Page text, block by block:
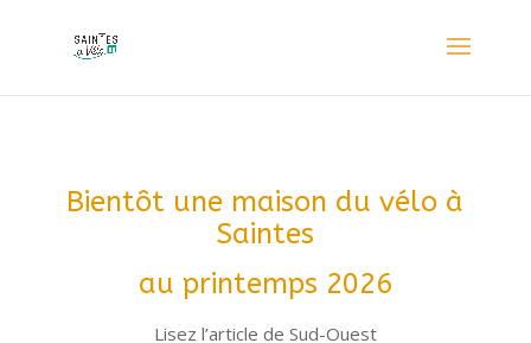
Bientôt une maison du vélo à
Saintes
au printemps 2026
Lisez l’article de Sud-Ouest